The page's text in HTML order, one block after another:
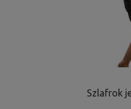
Szlafrok